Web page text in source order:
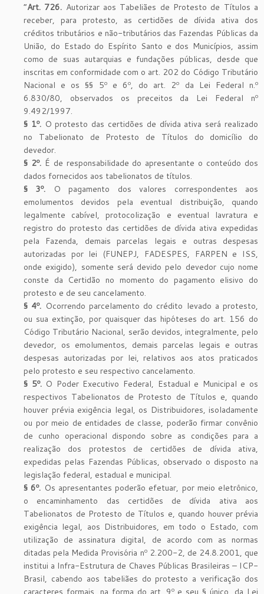
“Art. 726. Autorizar aos Tabeliães de Protesto de Títulos a
receber, para protesto, as certidões de dívida ativa dos
créditos tributários e não-tributários das Fazendas Públicas da
União, do Estado do Espírito Santo e dos Municípios, assim
como de suas autarquias e fundações públicas, desde que
inscritas em conformidade com o art. 202 do Código Tributário
Nacional e os §§ 5º e 6º, do art. 2º da Lei Federal n.º
6.830/80, observados os preceitos da Lei Federal nº
9.492/1997.
§ 1º.O protesto das certidões de dívida ativa será realizado
no Tabelionato de Protesto de Títulos do domicílio do
devedor.
§ 2º.É de responsabilidade do apresentante o conteúdo dos
dados fornecidos aos tabelionatos de títulos.
§ 3º. O pagamento dos valores correspondentes aos
emolumentos devidos pela eventual distribuição, quando
legalmente cabível, protocolização e eventual lavratura e
registro do protesto das certidões de dívida ativa expedidas
pela Fazenda, demais parcelas legais e outras despesas
autorizadas por lei (FUNEPJ, FADESPES, FARPEN e ISS,
onde exigido), somente será devido pelo devedor cujo nome
conste da Certidão no momento do pagamento elisivo do
protesto e de seu cancelamento.
§ 4º. Ocorrendo parcelamento do crédito levado a protesto,
ou sua extinção, por quaisquer das hipóteses do art. 156 do
Código Tributário Nacional, serão devidos, integralmente, pelo
devedor, os emolumentos, demais parcelas legais e outras
despesas autorizadas por lei, relativos aos atos praticados
pelo protesto e seu respectivo cancelamento.
§ 5º.O Poder Executivo Federal, Estadual e Municipal e os
respectivos Tabelionatos de Protesto de Títulos e, quando
houver prévia exigência legal, os Distribuidores, isoladamente
ou por meio de entidades de classe, poderão firmar convênio
de cunho operacional dispondo sobre as condições para a
realização dos protestos de certidões de dívida ativa,
expedidas pelas Fazendas Públicas, observado o disposto na
legislação federal, estadual e municipal.
§ 6º. Os apresentantes poderão efetuar, por meio eletrônico,
o encaminhamento das certidões de dívida ativa aos
Tabelionatos de Protesto de Títulos e, quando houver prévia
exigência legal, aos Distribuidores, em todo o Estado, com
utilização de assinatura digital, de acordo com as normas
ditadas pela Medida Provisória nº 2.200-2, de 24.8.2001, que
institui a Infra-Estrutura de Chaves Públicas Brasileiras – ICP-
Brasil, cabendo aos tabeliães do protesto a verificação dos
caracteres formais, na forma do art. 9º e seu § único, da Lei